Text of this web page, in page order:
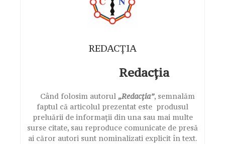
REDACȚIA
Redacția
Când folosim autorul „Redacția”, semnalăm
faptul că articolul prezentat este produsul
preluării de informații din una sau mai multe
surse citate, sau reproduce comunicate de presă
ai căror autori sunt nominalizati explicit în text.